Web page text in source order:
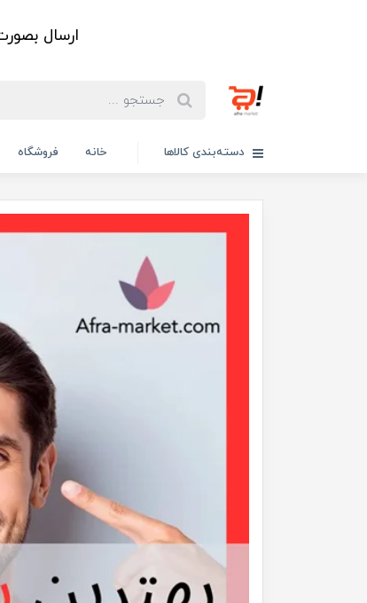
ارسال
دسته‌بندی کالاها خانه فروشگاه